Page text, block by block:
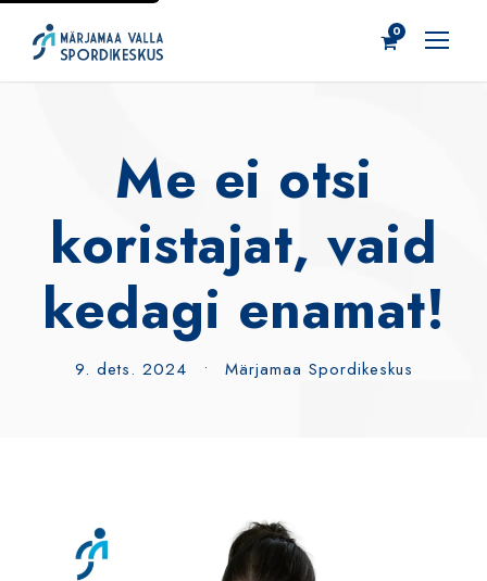
0
Me ei otsi
koristajat, vaid
kedagi enamat!
9. dets. 2024 • Märjamaa Spordikeskus